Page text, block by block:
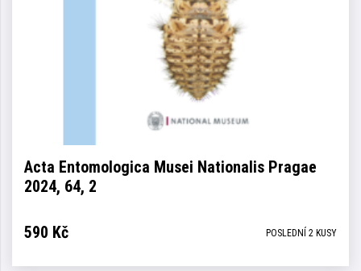
Acta Entomologica Musei Nationalis Pragae
2024, 64, 2
590 Kč POSLEDNÍ 2 KUSY